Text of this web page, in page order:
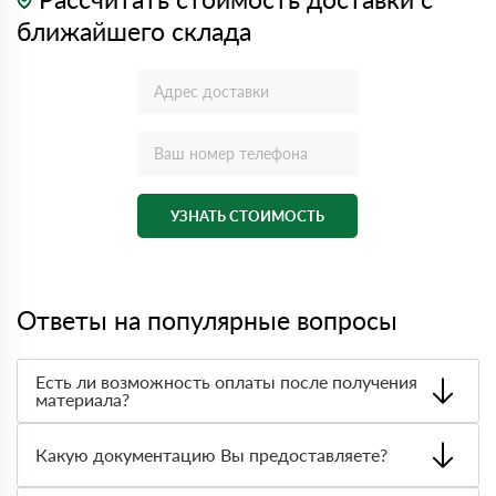
ближайшего склада
УЗНАТЬ СТОИМОСТЬ
Ответы на популярные вопросы
Есть ли возможность оплаты после получения
материала?
оплата по факту получения товара. При этом, если
доставленный товар был ненадлежащего качества, то
Вы вправе от него отказаться.
Какую документацию Вы предоставляете?